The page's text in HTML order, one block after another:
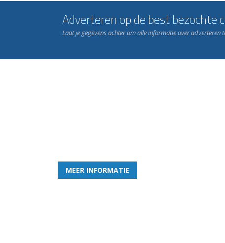
Adverteren op de best bezochte
Laat je gegevens achter om alle informatie over adverteren
MEER INFORMATIE